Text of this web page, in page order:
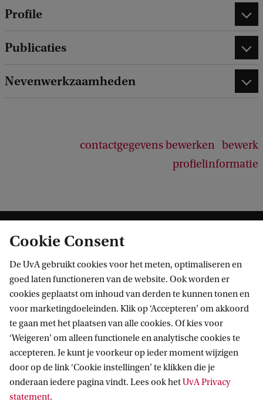
Profile
Publicaties
Nevenwerkzaamheden
contactgegevens bewerken bewerk
profielinformatie
Informatie voor
Bachelorstudiekiezers
Masterstudiekiezers
UvA-studenten
Medewerkers
Journalisten
Direct naar
Webmail
Bibliotheek
Vacatures
Contact
Cookie Consent
De UvA gebruikt cookies voor het meten, optimaliseren en
goed laten functioneren van de website. Ook worden er
cookies geplaatst om inhoud van derden te kunnen tonen en
voor marketingdoeleinden. Klik op ‘Accepteren’ om akkoord
te gaan met het plaatsen van alle cookies. Of kies voor
‘Weigeren’ om alleen functionele en analytische cookies te
accepteren. Je kunt je voorkeur op ieder moment wijzigen
door op de link ‘Cookie instellingen’ te klikken die je
onderaan iedere pagina vindt. Lees ook hetUvA Privacy
statement.
b
a
c
k